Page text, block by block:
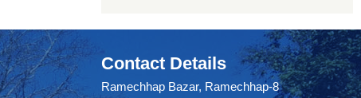
Contact Details
Ramechhap Bazar, Ramechhap-8